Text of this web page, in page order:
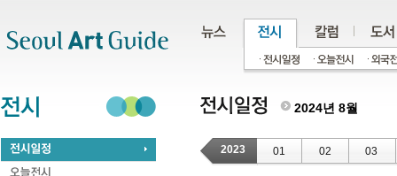
2024년 8월
2023 01 02 03